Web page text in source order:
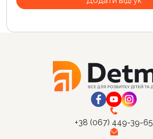
+38 (067) 449-39-65